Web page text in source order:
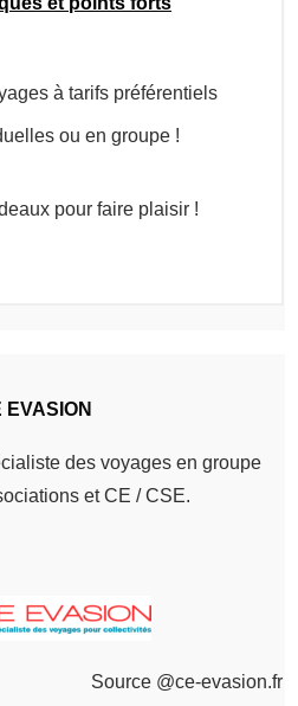
à tarifs préférentiels
ou en groupe !
pour faire plaisir !
EVASION
des voyages en groupe
et CE / CSE.
Source @ce-evasion.fr